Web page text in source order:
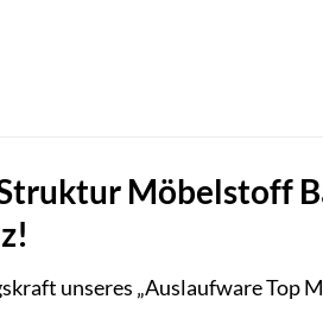
Möbelstoff
unseres „Auslaufware Top